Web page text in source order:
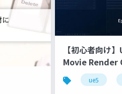
【初心者向け
Movie Render
【Cinematic
ue5